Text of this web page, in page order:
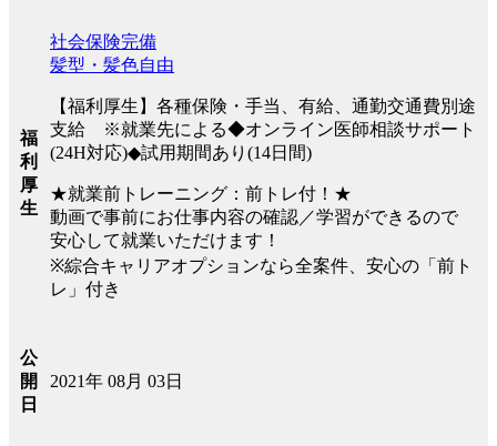
福
利
厚
生
社会保険完備
髪型・髪色自由
【福利厚生】各種保険・手当、有給、通勤交通費別途
支給 ※就業先による◆オンライン医師相談サポート
(24H対応)◆試用期間あり(14日間)
★就業前トレーニング：前トレ付！★
動画で事前にお仕事内容の確認／学習ができるので
安心して就業いただけます！
※綜合キャリアオプションなら全案件、安心の「前ト
レ」付き
公
開
日
2021年 08月 03日